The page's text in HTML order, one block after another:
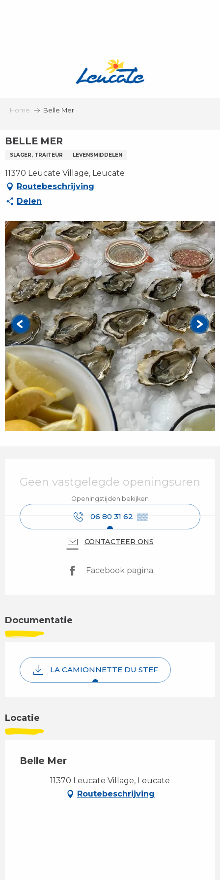
Home Belle Mer
BELLE MER
SLAGER, TRAITEUR LEVENSMIDDELEN
11370 Leucate Village, Leucate
Routebeschrijving
Delen
Geen vastgelegde openingsuren
Openingstijden bekijken
06 80 31 62 ▒▒
CONTACTEER ONS
Facebook pagina
Documentatie
LA CAMIONNETTE DU STEF
Locatie
Belle Mer
11370 Leucate Village, Leucate
Routebeschrijving